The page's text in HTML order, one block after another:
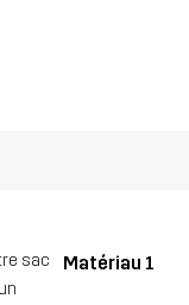
sac
Matériau 1